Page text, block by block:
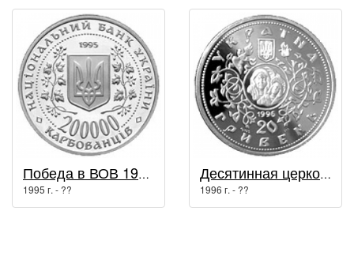
Победа в ВОВ 1941-1945 годов / Вторая мировая война
1995 г. - ??
Десятинная церковь / Духовные сокровища Украины
1996 г. - ??